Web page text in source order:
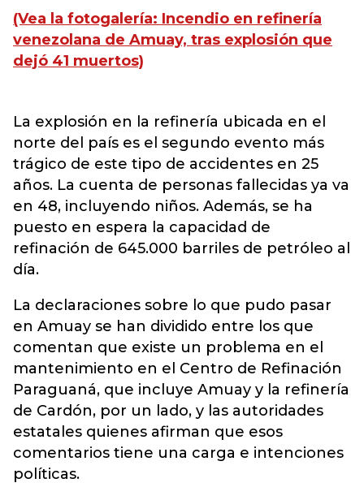
(Vea la fotogalería: Incendio en refinería
venezolana de Amuay, tras explosión que
dejó 41 muertos)
La explosión en la refinería ubicada en el
norte del país es el segundo evento más
trágico de este tipo de accidentes en 25
años. La cuenta de personas fallecidas ya va
en 48, incluyendo niños. Además, se ha
puesto en espera la capacidad de
refinación de 645.000 barriles de petróleo al
día.
La declaraciones sobre lo que pudo pasar
en Amuay se han dividido entre los que
comentan que existe un problema en el
mantenimiento en el Centro de Refinación
Paraguaná, que incluye Amuay y la refinería
de Cardón, por un lado, y las autoridades
estatales quienes afirman que esos
comentarios tiene una carga e intenciones
políticas.